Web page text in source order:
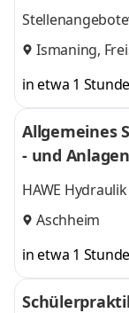
Ismaning,
in etwa 1 Stunde
Allgemeines
- und
HAWE Hydraulik
Aschheim
in etwa 1 Stunde